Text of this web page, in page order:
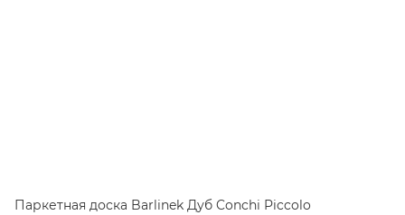
Паркетная доска Barlinek Дуб Conchi Piccolo